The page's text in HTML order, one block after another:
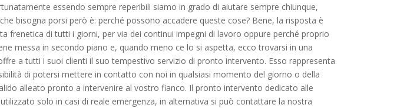
essendo sempre reperibili siamo in grado di aiutare sempre chiunque,
bisogna porsi però è: perché possono accadere queste cose? Bene, la risposta è
frenetica di tutti i giorni, per via dei continui impegni di lavoro oppure perché proprio
messa in secondo piano e, quando meno ce lo si aspetta, ecco trovarsi in una
a tutti i suoi clienti il suo tempestivo servizio di pronto intervento. Esso rappresenta
di potersi mettere in contatto con noi in qualsiasi momento del giorno o della
alleato pronto a intervenire al vostro fianco. Il pronto intervento dedicato alle
solo in casi di reale emergenza, in alternativa si può contattare la nostra